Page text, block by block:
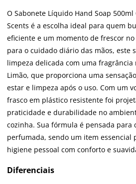
O Sabonete Líquido Hand Soap
Scents é a escolha ideal para quem
eficiente e um momento de frescor
para o cuidado diário das mãos, este
limpeza delicada com uma fragrância
Limão, que proporciona uma
estar e limpeza após o uso. Com um
frasco em plástico resistente foi
praticidade e durabilidade no
cozinha. Sua fórmula é pensada para
perfumada, sendo um item essencial
higiene pessoal com conforto e
Diferenciais